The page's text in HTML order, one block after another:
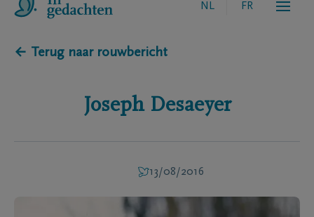
NL FR
← Terug naar rouwbericht
Joseph Desaeyer
13/08/2016